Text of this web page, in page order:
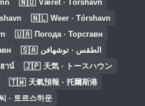
🇳🇴 Været · Tórshavn
🇳🇱 Weer · Tórshavn
🇺🇦 Погода · Торсгавн
🇸🇦 الطقس · توشهافن
าน์ 🇯🇵 天気 · トースハウン
🇹🇼 天氣預報 · 托爾斯港
· 토르스하운